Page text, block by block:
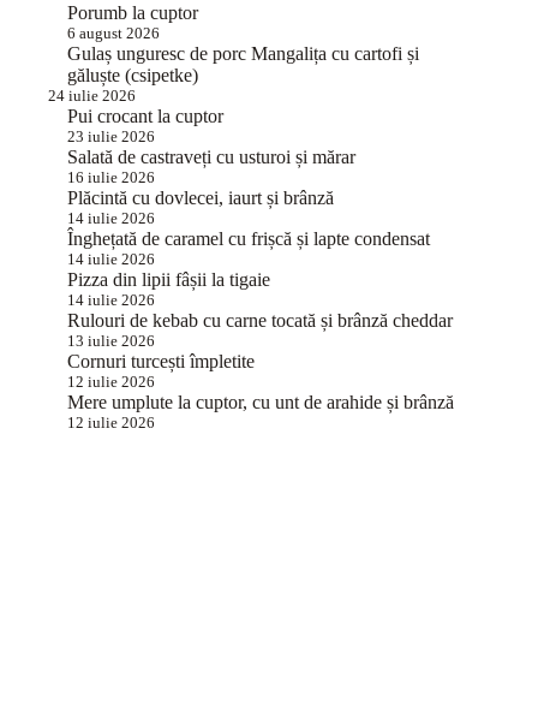
Porumb la cuptor
6 august 2026
Gulaș unguresc de porc Mangalița cu cartofi și
găluște (csipetke)
24 iulie 2026
Pui crocant la cuptor
23 iulie 2026
Salată de castraveți cu usturoi și mărar
16 iulie 2026
Plăcintă cu dovlecei, iaurt și brânză
14 iulie 2026
Înghețată de caramel cu frișcă și lapte condensat
14 iulie 2026
Pizza din lipii fâșii la tigaie
14 iulie 2026
Rulouri de kebab cu carne tocată și brânză cheddar
13 iulie 2026
Cornuri turcești împletite
12 iulie 2026
Mere umplute la cuptor, cu unt de arahide și brânză
12 iulie 2026